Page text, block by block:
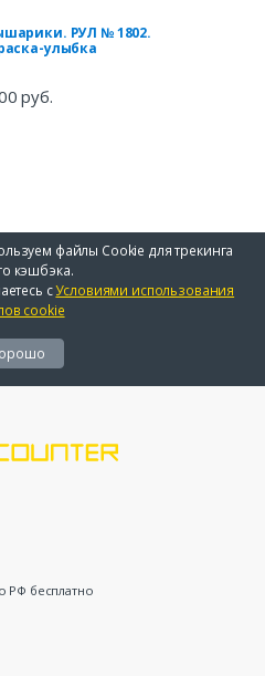
РУЛ № 1802.
улыбка
руб.
файлы Cookie для трекинга
кэшбэка.
сУсловиями использования
cookie
РФ бесплатно